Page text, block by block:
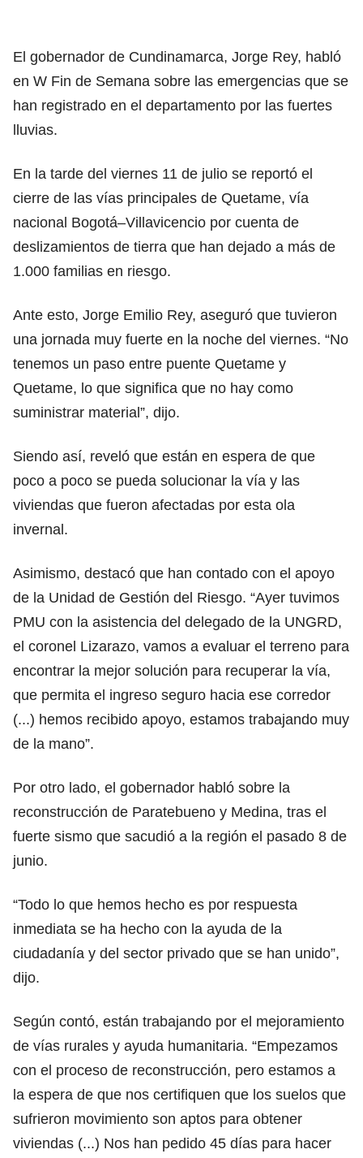
El gobernador de Cundinamarca, Jorge Rey, habló
en W Fin de Semana sobre las emergencias que se
han registrado en el departamento por las fuertes
lluvias.
En la tarde del viernes 11 de julio se reportó el
cierre de las vías principales de Quetame, vía
nacional Bogotá–Villavicencio por cuenta de
deslizamientos de tierra que han dejado a más de
1.000 familias en riesgo.
Ante esto, Jorge Emilio Rey, aseguró que tuvieron
una jornada muy fuerte en la noche del viernes. “No
tenemos un paso entre puente Quetame y
Quetame, lo que significa que no hay como
suministrar material”, dijo.
Siendo así, reveló que están en espera de que
poco a poco se pueda solucionar la vía y las
viviendas que fueron afectadas por esta ola
invernal.
Asimismo, destacó que han contado con el apoyo
de la Unidad de Gestión del Riesgo. “Ayer tuvimos
PMU con la asistencia del delegado de la UNGRD,
el coronel Lizarazo, vamos a evaluar el terreno para
encontrar la mejor solución para recuperar la vía,
que permita el ingreso seguro hacia ese corredor
(...) hemos recibido apoyo, estamos trabajando muy
de la mano”.
Por otro lado, el gobernador habló sobre la
reconstrucción de Paratebueno y Medina, tras el
fuerte sismo que sacudió a la región el pasado 8 de
junio.
“Todo lo que hemos hecho es por respuesta
inmediata se ha hecho con la ayuda de la
ciudadanía y del sector privado que se han unido”,
dijo.
Según contó, están trabajando por el mejoramiento
de vías rurales y ayuda humanitaria. “Empezamos
con el proceso de reconstrucción, pero estamos a
la espera de que nos certifiquen que los suelos que
sufrieron movimiento son aptos para obtener
viviendas (...) Nos han pedido 45 días para hacer